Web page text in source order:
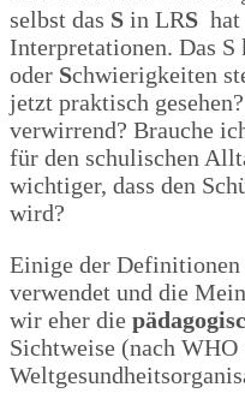
selbst das S in LRS
Interpretationen. Das S
oder Schwierigkeiten
jetzt praktisch
verwirrend? Brauche
für den schulischen
wichtiger, dass den
wird?
Einige der Definitionen
verwendet und die
wir eher die
Sichtweise (nach WHO